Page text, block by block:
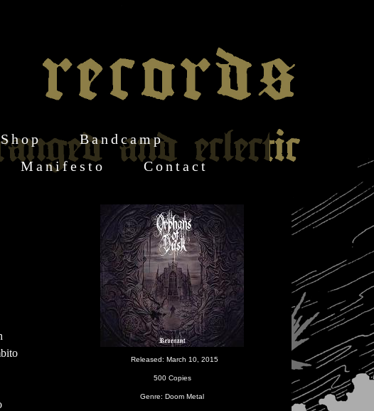
Bandcamp
Manifesto Contact
Released: March 10, 2015
500 Copies
Genre: Doom Metal